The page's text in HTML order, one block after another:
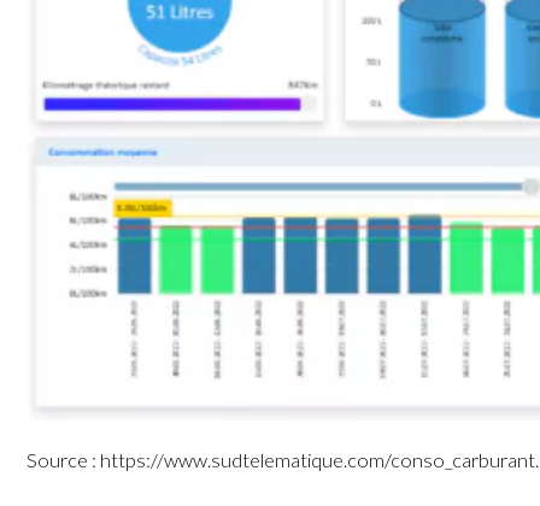
Source : https://www.sudtelematique.com/